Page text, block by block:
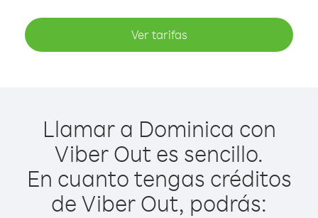
Ver tarifas
Llamar a Dominica con
Viber Out es sencillo.
En cuanto tengas créditos
de Viber Out, podrás: